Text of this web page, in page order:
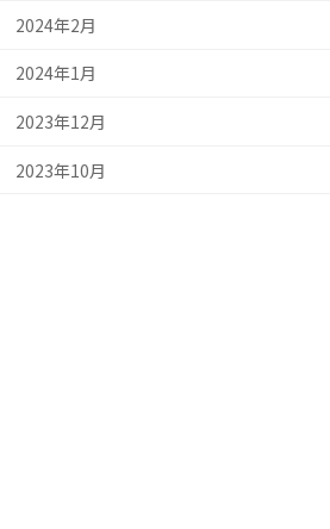
2024年2月
2024年1月
2023年12月
2023年10月